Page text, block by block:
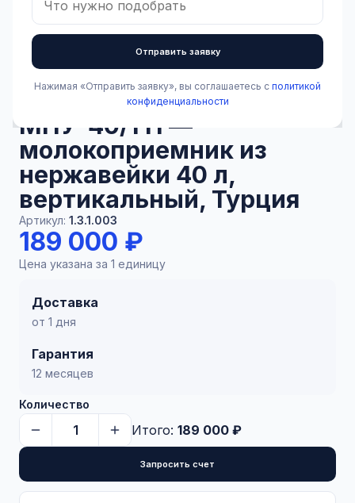
МПУ-40/1 Н —
молокоприемник из
нержавейки 40 л,
вертикальный, Турция
Артикул: 1.3.1.003
189 000 ₽
Цена указана за 1 единицу
Доставка
от 1 дня
Гарантия
12 месяцев
Количество
Итого: 189 000 ₽
Запросить счет
Отправить заявку
Нажимая «Отправить заявку», вы соглашаетесь с политикой
конфиденциальности